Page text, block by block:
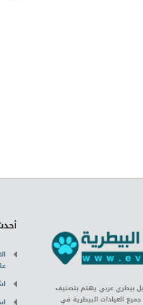
بيطري عربي يهتم بتصنيف
العيادات البيطرية في